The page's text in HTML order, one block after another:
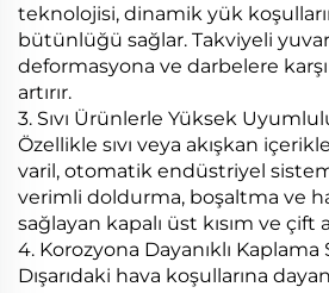
teknolojisi, dinamik yük
bütünlüğü sağlar. Takviyeli
deformasyona ve darbelere
artırır.
3. Sıvı Ürünlerle Yüksek
Özellikle sıvı veya akışkan
varil, otomatik endüstriyel
verimli doldurma, boşaltma ve
sağlayan kapalı üst kısım ve çift
4. Korozyona Dayanıklı
Dışarıdaki hava koşullarına